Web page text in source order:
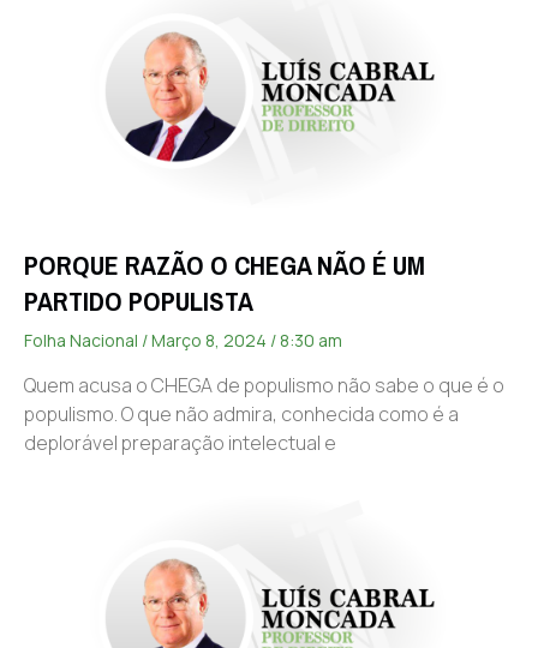
PORQUE RAZÃO O CHEGA NÃO É UM
PARTIDO POPULISTA
Folha Nacional Março 8, 2024 8:30 am
Quem acusa o CHEGA de populismo não sabe o que é o
populismo. O que não admira, conhecida como é a
deplorável preparação intelectual e